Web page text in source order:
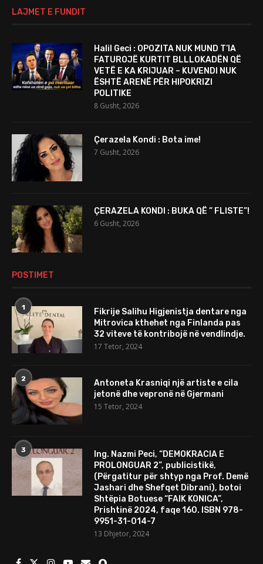
LAJMET E FUNDIT
Halil Geci : OPOZITA NUK MUND T’IA
FATUROJË KURTIT BLLLOKADËN QË
VETË E KA KRIJUAR – KUVENDI NUK
ËSHTË ARENË PËR HIPOKRIZI
POLITIKE
8 Gusht, 2026
Çerazela Kondi : Bota ime!
7 Gusht, 2026
ÇERAZELA KONDI : BUKA QË ” FLISTE”!
6 Gusht, 2026
POSTIMET
1
Fikrije Salihu Higjenistja dentare nga
Mitrovica kthehet nga Finlanda pas
32 viteve të kontribojë në vendlindje.
17 Tetor, 2024
2
Antoneta Krasniqi një artiste e cila
jetonë dhe vepronë në Gjermani
15 Tetor, 2024
3
Ing. Nazmi Peci, “DEMOKRACIA E
PROLONGUAR 2”, publicistikë,
(Përgatitur për shtyp nga Prof. Demë
Jashari dhe Shefqet Dibrani), botoi
Shtëpia Botuese “FAIK KONICA”,
Prishtinë 2024, faqe 160. ISBN 978-
9951-31-014-7
13 Dhjetor, 2024